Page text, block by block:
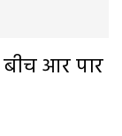
बीच आर पार